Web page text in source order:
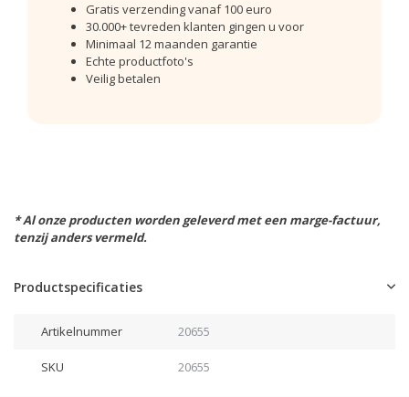
Gratis verzending vanaf 100 euro
30.000+ tevreden klanten gingen u voor
Minimaal 12 maanden garantie
Echte productfoto's
Veilig betalen
* Al onze producten worden geleverd met een marge-factuur,
tenzij anders vermeld.
Productspecificaties
Artikelnummer 20655
SKU 20655